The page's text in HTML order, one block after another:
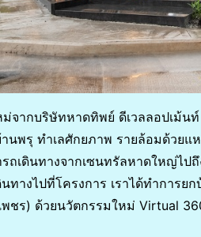
ม่จากบริษัทหาดทิพย์ ดีเวลลอปเม้
นพรุ ทำเลศักยภาพ รายล้อมด้วย
ถเดินทางจากเซนทรัลหาดใหญ่ไป
ทางไปที่โครงการ เราได้ทำการย
พชร) ด้วยนวัตกรรมใหม่ Virtual